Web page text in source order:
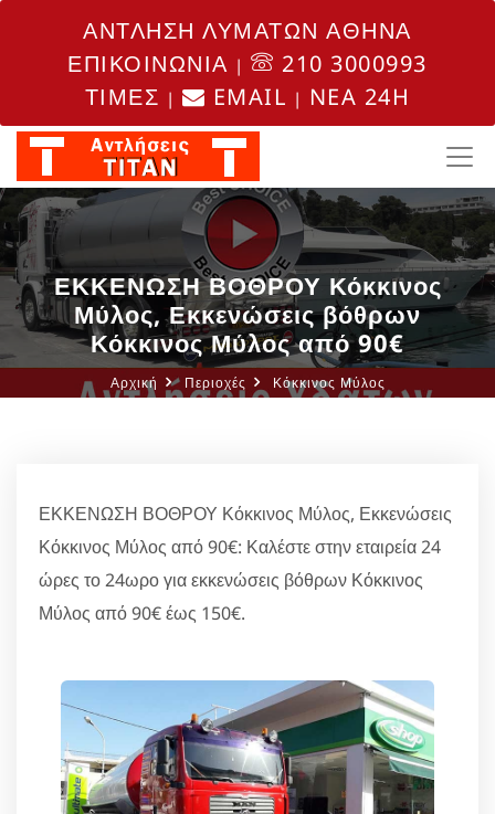
ΑΝΤΛΗΣΗ ΛΥΜΑΤΩΝ ΑΘΗΝΑ
ΕΠΙΚΟΙΝΩΝΙΑ |
210 3000993
ΤΙΜΕΣ | EMAIL | NEA 24H
ΕΚΚΕΝΩΣΗ ΒΟΘΡΟΥ Κόκκινος
Μύλος, Εκκενώσεις βόθρων
Κόκκινος Μύλος από 90€
Αρχική Περιοχές Κόκκινος Μύλος
ΕΚΚΕΝΩΣΗ ΒΟΘΡΟΥ Κόκκινος Μύλος, Εκκενώσεις
Κόκκινος Μύλος από 90€: Καλέστε στην εταιρεία 24
ώρες το 24ωρο για εκκενώσεις βόθρων Κόκκινος
Μύλος από 90€ έως 150€.